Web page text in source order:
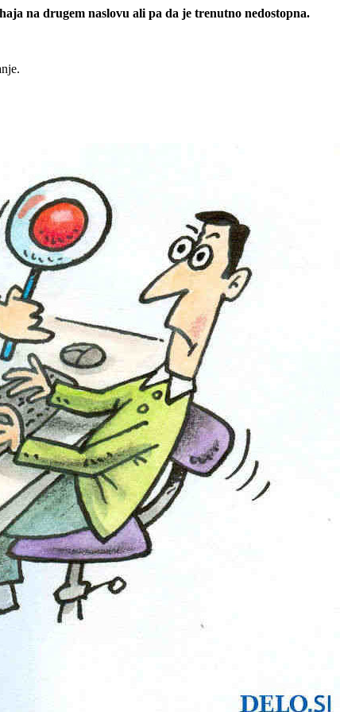
na drugem naslovu ali pa da je trenutno nedostopna.